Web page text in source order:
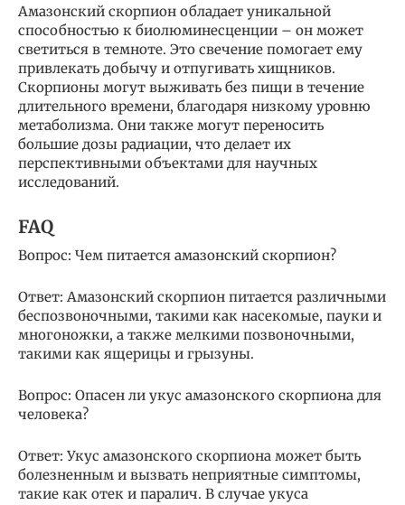
Амазонский скорпион обладает уникальной
способностью к биолюминесценции – он может
светиться в темноте. Это свечение помогает ему
привлекать добычу и отпугивать хищников.
Скорпионы могут выживать без пищи в течение
длительного времени, благодаря низкому уровню
метаболизма. Они также могут переносить
большие дозы радиации, что делает их
перспективными объектами для научных
исследований.
FAQ
Вопрос: Чем питается амазонский скорпион?
Ответ: Амазонский скорпион питается различными
беспозвоночными, такими как насекомые, пауки и
многоножки, а также мелкими позвоночными,
такими как ящерицы и грызуны.
Вопрос: Опасен ли укус амазонского скорпиона для
человека?
Ответ: Укус амазонского скорпиона может быть
болезненным и вызвать неприятные симптомы,
такие как отек и паралич. В случае укуса